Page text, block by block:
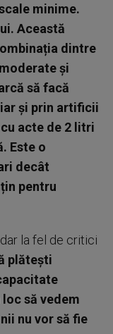
minime.
Această
dintre
și
să facă
și prin artificii
acte de 2 litri
Este o
decât
pentru
la fel de critici
plătești
să vedem
nu vor să fie